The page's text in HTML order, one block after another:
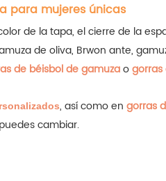
para mujeres únicas
de la tapa, el cierre de la
de oliva, Brwon ante,
de béisbol de gamuzao
, así como en gorras
cambiar.